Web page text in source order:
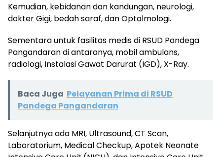
Kemudian, kebidanan dan kandungan, neurologi,
dokter Gigi, bedah saraf, dan Optalmologi.
Sementara untuk fasilitas medis di RSUD Pandega
Pangandaran di antaranya, mobil ambulans,
radiologi, Instalasi Gawat Darurat (IGD), X-Ray.
Baca Juga Pelayanan Prima di RSUD
Pandega Pangandaran
Selanjutnya ada MRI, Ultrasound, CT Scan,
Laboratorium, Medical Checkup, Apotek Neonate